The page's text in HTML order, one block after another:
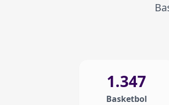
1.347
Basketbol